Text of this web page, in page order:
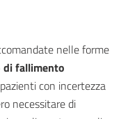
nelle forme
di fallimento
con incertezza
necessitare di